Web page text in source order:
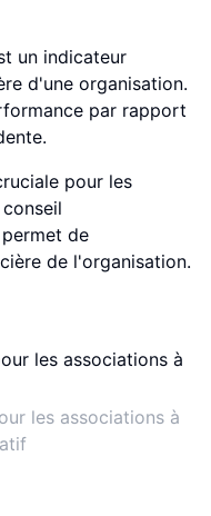
un indicateur
d'une organisation.
par rapport
pour les
de
de l'organisation.
les associations à